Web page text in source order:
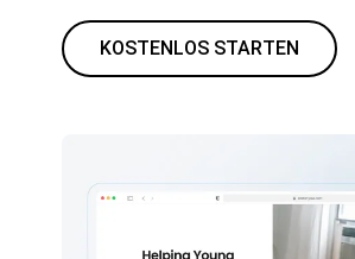
KOSTENLOS STARTEN